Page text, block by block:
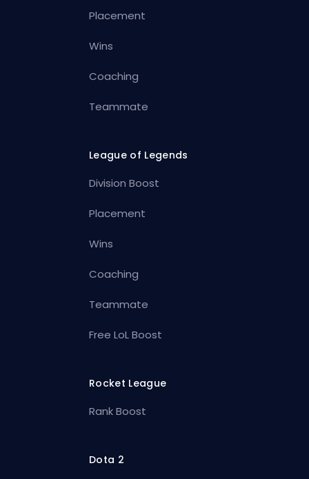
Placement
Wins
Coaching
Teammate
League of Legends
Division Boost
Placement
Wins
Coaching
Teammate
Free LoL Boost
Rocket League
Rank Boost
Dota 2